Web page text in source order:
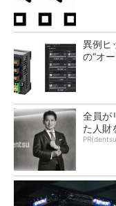
異例ヒ
の“オ
全員が
た人財